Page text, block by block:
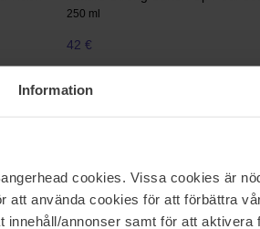
Information
cookies. Vissa cookies är
använda cookies för att förbättra
annonser samt för att aktivera
250 ml
42 €
15 €
Normaali hinta 19 €